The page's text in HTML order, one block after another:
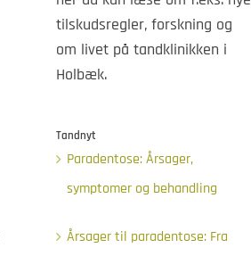
tilskudsregler, forskning og
om livet på tandklinikken i
Holbæk.
Tandnyt
Paradentose: Årsager,
symptomer og behandling
Årsager til paradentose: Fra